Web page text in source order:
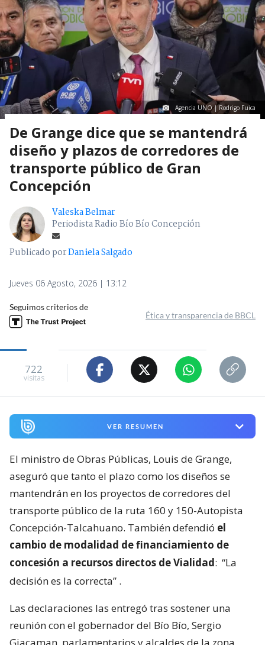
Agencia UNO | Rodrigo Fuica
De Grange dice que se mantendrá
diseño y plazos de corredores de
transporte público de Gran
Concepción
Valeska Belmar
Periodista Radio Bío Bío Concepción
Publicado porDaniela Salgado
Jueves 06 Agosto, 2026 | 13:12
Seguimos criterios de
Ética y transparencia de BBCL
722
visitas
VER RESUMEN
El ministro de Obras Públicas, Louis de Grange,
aseguró que tanto el plazo como los diseños se
mantendrán en los proyectos de corredores del
transporte público de la ruta 160 y 150-Autopista
Concepción-Talcahuano. También defendió el
cambio de modalidad de financiamiento de
concesión a recursos directos de Vialidad: “La
decisión es la correcta” .
Las declaraciones las entregó tras sostener una
reunión con el gobernador del Bío Bío, Sergio